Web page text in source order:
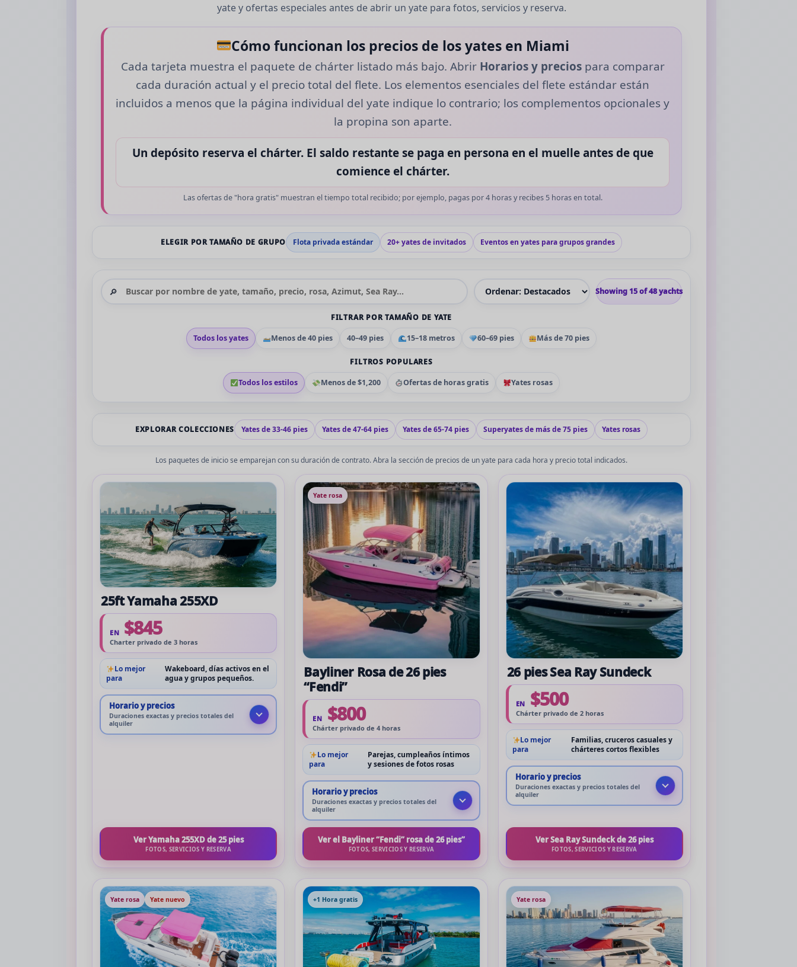
yate y ofertas especiales antes de abrir un yate para fotos, servicios y reserva.
Cómo funcionan los precios de los yates en Miami
Cada tarjeta muestra el paquete de chárter listado más bajo. Abrir Horarios y preciospara comparar
cada duración actual y el precio total del flete. Los elementos esenciales del flete estándar están
incluidos a menos que la página individual del yate indique lo contrario; los complementos opcionales y
la propina son aparte.
Un depósito reserva el chárter.El saldo restante se paga en persona en el muelle antes de que
comience el chárter.
Las ofertas de "hora gratis" muestran el tiempo total recibido; por ejemplo, pagas por 4 horas y recibes 5 horas en total.
ELEGIR POR TAMAÑO DE GRUPO Flota privada estándar 20+ yates de invitados Eventos en yates para grupos grandes
Alquileres de yates en Miami por orden
Showing 15 of 48 yachts
FILTRAR POR TAMAÑO DE YATE
Todos los yates Menos de 40 pies 40–49 pies 15–18 metros 60–69 pies Más de 70 pies
FILTROS POPULARES
Todos los estilos Menos de $1,200 Ofertas de horas gratis Yates rosas
EXPLORAR COLECCIONES Yates de 33-46 pies Yates de 47-64 pies Yates de 65-74 pies Superyates de más de 75 pies Yates rosas
Los paquetes de inicio se emparejan con su duración de contrato. Abra la sección de precios de un yate para cada hora y precio total indicados.
25ft Yamaha 255XD
EN $845
Charter privado de 3 horas
Lo mejor
para
Wakeboard, días activos en el
agua y grupos pequeños.
Horario y precios
Duraciones exactas y precios totales del
alquiler
Ver Yamaha 255XD de 25 pies
FOTOS, SERVICIOS Y RESERVA
Yate rosa
Bayliner Rosa de 26 pies
“Fendi”
EN $800
Chárter privado de 4 horas
Lo mejor
para
Parejas, cumpleaños íntimos
y sesiones de fotos rosas
Horario y precios
Duraciones exactas y precios totales del
alquiler
Ver el Bayliner “Fendi” rosa de 26 pies”
FOTOS, SERVICIOS Y RESERVA
26 pies Sea Ray Sundeck
EN $500
Chárter privado de 2 horas
Lo mejor
para
Familias, cruceros casuales y
chárteres cortos flexibles
Horario y precios
Duraciones exactas y precios totales del
alquiler
Ver Sea Ray Sundeck de 26 pies
FOTOS, SERVICIOS Y RESERVA
Yate rosa Yate nuevo +1 Hora gratis Yate rosa